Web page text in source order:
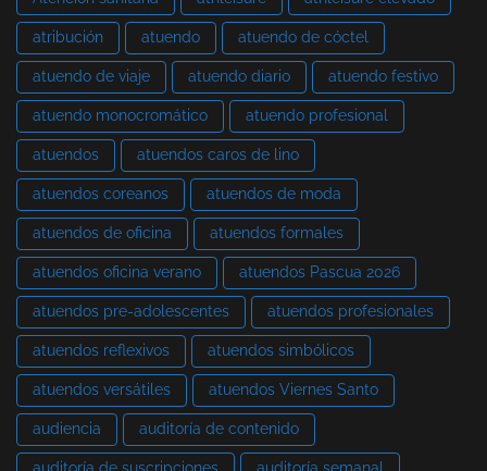
atribución atuendo atuendo de cóctel
atuendo de viaje atuendo diario atuendo festivo
atuendo monocromático atuendo profesional
atuendos atuendos caros de lino
atuendos coreanos atuendos de moda
atuendos de oficina atuendos formales
atuendos oficina verano atuendos Pascua 2026
atuendos pre-adolescentes atuendos profesionales
atuendos reflexivos atuendos simbólicos
atuendos versátiles atuendos Viernes Santo
audiencia auditoría de contenido